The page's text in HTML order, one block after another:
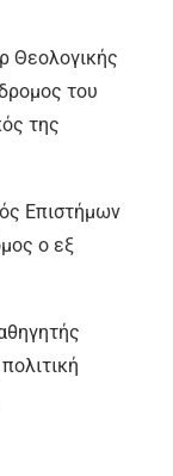
Θεολογικής
του
της
Επιστήμων
ο εξ